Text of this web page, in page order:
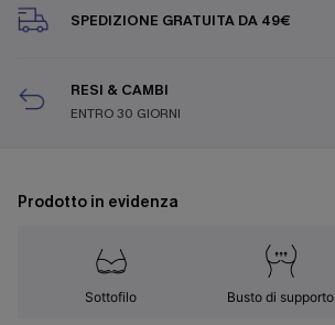
SPEDIZIONE GRATUITA DA 49€
RESI & CAMBI
ENTRO 30 GIORNI
Prodotto in evidenza
Sottofilo Busto di supporto